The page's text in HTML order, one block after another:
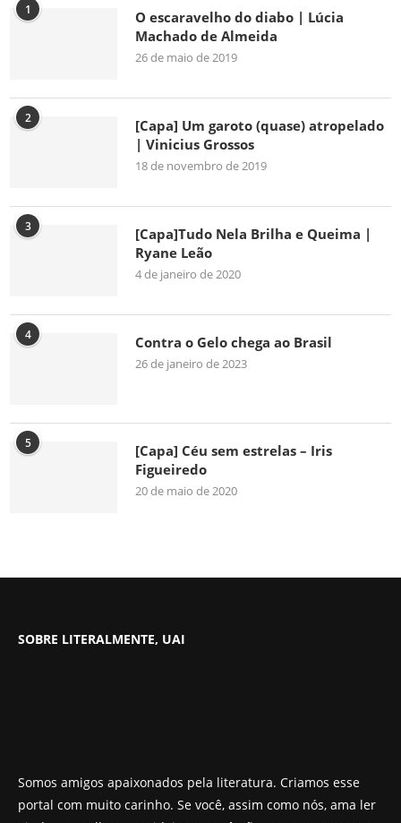
1
O escaravelho do diabo | Lúcia
Machado de Almeida
26 de maio de 2019
2
[Capa] Um garoto (quase) atropelado
| Vinicius Grossos
18 de novembro de 2019
3
[Capa]Tudo Nela Brilha e Queima |
Ryane Leão
4 de janeiro de 2020
4 Contra o Gelo chega ao Brasil
26 de janeiro de 2023
5
[Capa] Céu sem estrelas – Iris
Figueiredo
20 de maio de 2020
SOBRE LITERALMENTE, UAI
Somos amigos apaixonados pela literatura. Criamos esse
portal com muito carinho. Se você, assim como nós, ama ler